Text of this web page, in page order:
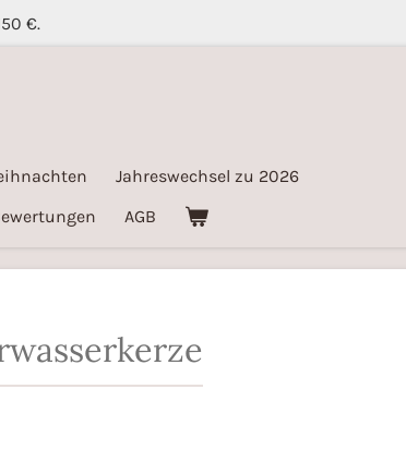
€.
Jahreswechsel zu 2026
AGB